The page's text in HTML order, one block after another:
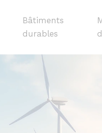
Bâtiments
durables